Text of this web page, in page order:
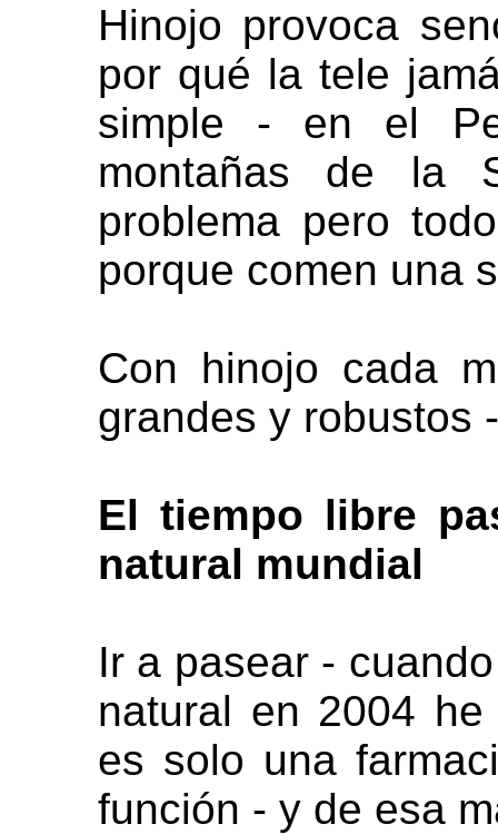
Hinojo provoca
por qué la tele
simple - en el
montañas de la
problema pero
porque comen una
Con hinojo cada
grandes y robustos
El tiempo libre
natural mundial
Ir a pasear -
natural en 2004
es solo una
función - y de esa